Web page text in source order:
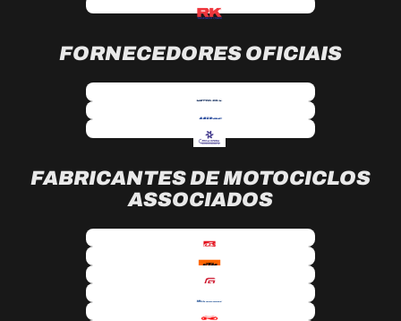
FORNECEDORES OFICIAIS
FABRICANTES DE MOTOCICLOS
ASSOCIADOS